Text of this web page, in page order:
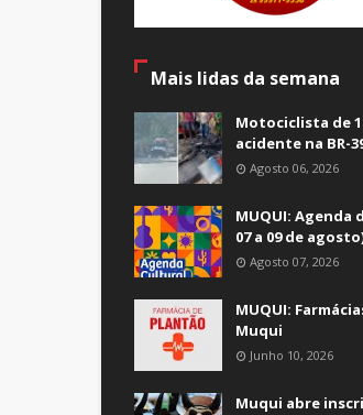
Mais lidas da semana
Motociclista de
acidente na BR-
Agosto 06, 2026
MUQUI: Agenda
07 a 09 de
Agosto 07, 2026
MUQUI:
Muqui
Junho 10, 2026
Muqui abre